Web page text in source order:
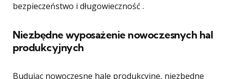
bezpieczeństwo i długowieczność .
Niezbędne wyposażenie nowoczesnych hal
produkcyjnych
Budując nowoczesne hale produkcyjne, niezbędne